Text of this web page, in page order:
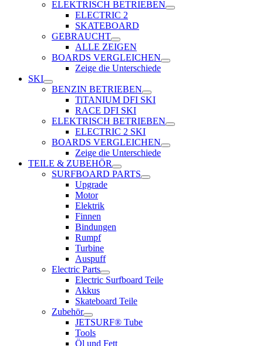
ELEKTRISCH BETRIEBEN
ELECTRIC 2
SKATEBOARD
GEBRAUCHT
ALLE ZEIGEN
BOARDS VERGLEICHEN
Zeige die Unterschiede
SKI
BENZIN BETRIEBEN
TiTANIUM DFI SKI
RACE DFI SKI
ELEKTRISCH BETRIEBEN
ELECTRIC 2 SKI
BOARDS VERGLEICHEN
Zeige die Unterschiede
TEILE & ZUBEHÖR
SURFBOARD PARTS
Upgrade
Motor
Elektrik
Finnen
Bindungen
Rumpf
Turbine
Auspuff
Electric Parts
Electric Surfboard Teile
Akkus
Skateboard Teile
Zubehör
JETSURF® Tube
Tools
Öl und Fett